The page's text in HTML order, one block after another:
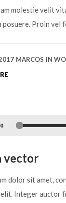
molestie velit
posuere. Proin vel
MARCOS IN
vector
dolor sit amet,
Integer auctor